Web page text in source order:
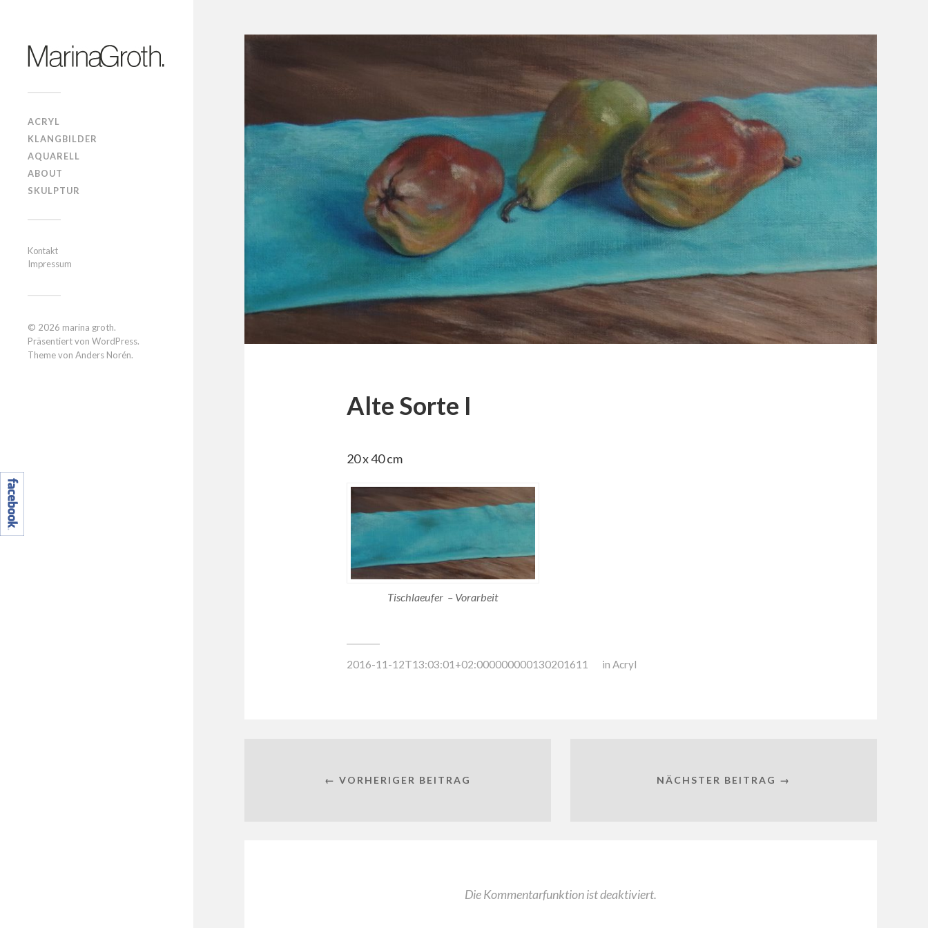
ACRYL
KLANGBILDER
AQUARELL
ABOUT
SKULPTUR
Kontakt
Impressum
© 2026 marina groth.
Präsentiert von WordPress.
Theme von Anders Norén.
Alte Sorte I
20 x 40 cm
Tischlaeufer – Vorarbeit
2016-11-12T13:03:01+02:000000000130201611 in Acryl
← VORHERIGER BEITRAG NÄCHSTER BEITRAG →
Die Kommentarfunktion ist deaktiviert.